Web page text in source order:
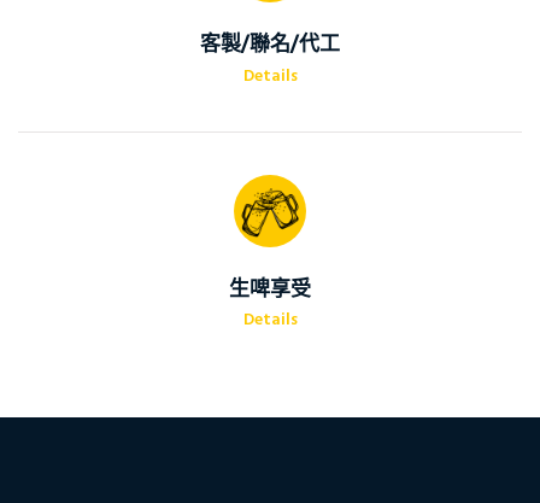
客製/聯名/代工
Details
生啤享受
Details